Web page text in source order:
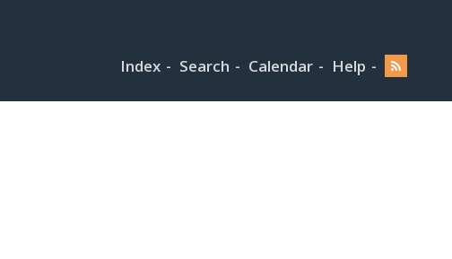
Index Search Calendar Help